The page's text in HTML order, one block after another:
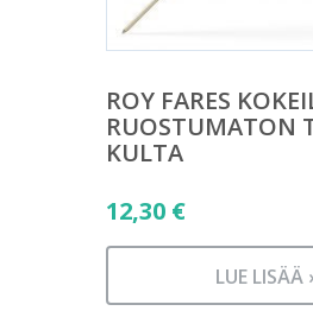
ROY FARES
RUOSTUMATON
KULTA
12,30 €
LUE LISÄÄ